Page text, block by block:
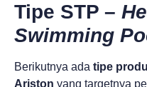
Tipe STP –
Swimming
Berikutnya ada tipe
Ariston yang targetnya